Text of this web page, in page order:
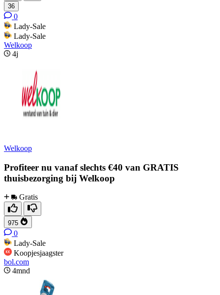
36
0
Lady-Sale
Lady-Sale
Welkoop
4j
Welkoop
Profiteer nu vanaf slechts €40 van GRATIS
thuisbezorging bij Welkoop
Gratis
975
0
Lady-Sale
Koopjesjaagster
bol.com
4mnd